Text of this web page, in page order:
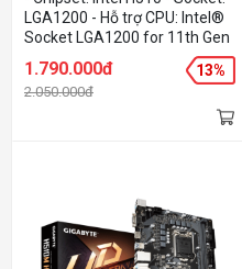
LGA1200 - Hỗ trợ CPU: Intel®
Socket LGA1200 for 11th Gen
Intel® Core™ Processors &
10th Gen Intel® Core™,
Pentium® Gold and Celeron®
1.790.000đ
2.050.000đ
13%